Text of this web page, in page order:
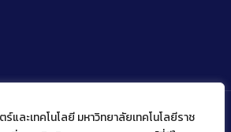
และเทคโนโลยี มหาวิทยาลัยเทคโนโลยีราช